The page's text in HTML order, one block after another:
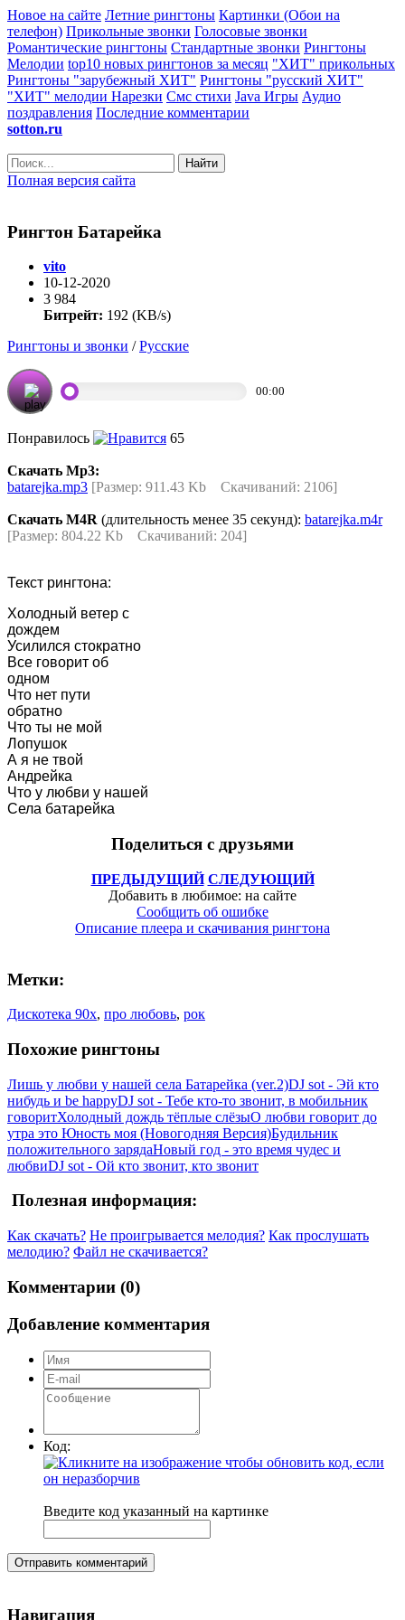
Новое на сайте Летние рингтоны Картинки (Обои на
телефон) Прикольные звонки Голосовые звонки
Романтические рингтоны Стандартные звонки Рингтоны
Мелодии top10 новых рингтонов за месяц "ХИТ" прикольных
Рингтоны "зарубежный ХИТ" Рингтоны "русский ХИТ"
"ХИТ" мелодии Нарезки Смс стихи Java Игры Аудио
поздравления Последние комментарии
sotton.ru
Найти
Полная версия сайта
Рингтон Батарейка
vito
10-12-2020
3 984
Битрейт: 192 (KB/s)
Рингтоны и звонки /Русские
00:00
Понравилось 65
Скачать Mp3:
batarejka.mp3 [Размер: 911.43 Kb Скачиваний: 2106]
Скачать M4R (длительность менее 35 секунд): batarejka.m4r
[Размер: 804.22 Kb Скачиваний: 204]
Текст рингтона:
Холодный ветер с
дождем
Усилился стократно
Все говорит об
одном
Что нет пути
обратно
Что ты не мой
Лопушок
А я не твой
Андрейка
Что у любви у нашей
Села батарейка
Поделиться с друзьями
ПРЕДЫДУЩИЙ СЛЕДУЮЩИЙ
Добавить в любимое: на сайте
Сообщить об ошибке
Описание плеера и скачивания рингтона
Метки:
Дискотека 90х, про любовь, рок
Похожие рингтоны
Лишь у любви у нашей села Батарейка (ver.2)DJ sot - Эй кто
нибудь и be happyDJ sot - Тебе кто-то звонит, в мобильник
говоритХолодный дождь тёплые слёзыО любви говорит до
утра это Юность моя (Новогодняя Версия)Будильник
положительного зарядаНовый год - это время чудес и
любвиDJ sot - Ой кто звонит, кто звонит
Полезная информация:
Как скачать? Не проигрывается мелодия? Как прослушать
мелодию? Файл не скачивается?
Комментарии (0)
Добавление комментария
Код:
Введите код указанный на картинке
Отправить комментарий
Навигация